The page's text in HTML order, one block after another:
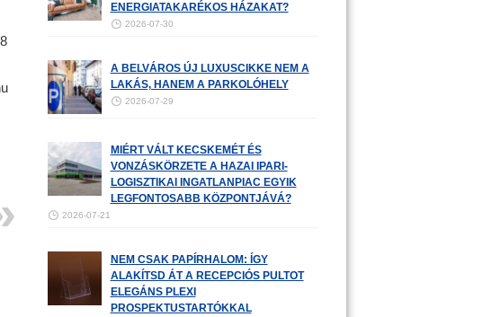
ENERGIATAKARÉKOS HÁZAKAT?
2026-07-30
A BELVÁROS ÚJ LUXUSCIKKE NEM A
LAKÁS, HANEM A PARKOLÓHELY
2026-07-29
MIÉRT VÁLT KECSKEMÉT ÉS
VONZÁSKÖRZETE A HAZAI IPARI-
LOGISZTIKAI INGATLANPIAC EGYIK
LEGFONTOSABB KÖZPONTJÁVÁ?
2026-07-21
NEM CSAK PAPÍRHALOM: ÍGY
ALAKÍTSD ÁT A RECEPCIÓS PULTOT
ELEGÁNS PLEXI
PROSPEKTUSTARTÓKKAL